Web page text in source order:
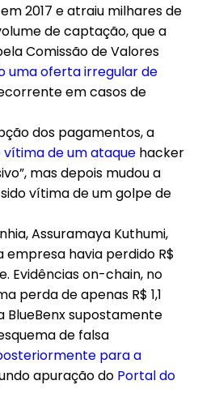
2017 e atraiu milhares de
de captação, que a
Comissão de Valores
uma oferta irregular de
em casos de
dos pagamentos, a
vítima de um ataque hacker
mas depois mudou a
vítima de um golpe de
Assuramaya Kuthumi,
havia perdido R$
Evidências on-chain, no
perda de apenas R$ 1,1
BlueBenx supostamente
de falsa
para a
apuração do Portal do